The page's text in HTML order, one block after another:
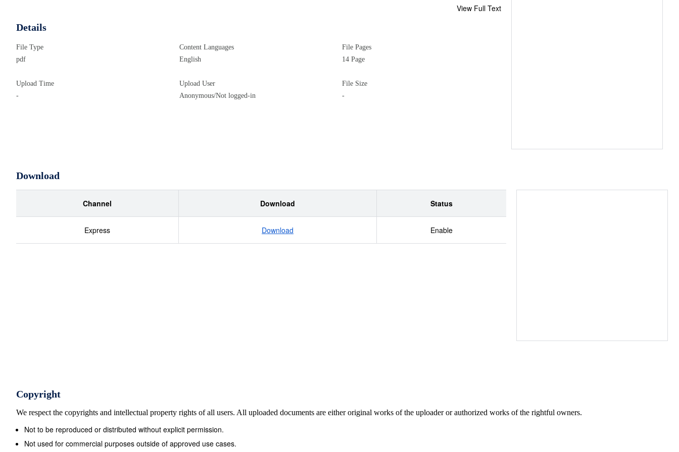
View Full Text
Details
File Type
pdf
Upload Time
-
Content Languages
English
Upload User
Anonymous/Not logged-in
File Pages
14 Page
File Size
-
Download
Channel Download Status
Express Download Enable
Copyright
We respect the copyrights and intellectual property rights of all users. All uploaded documents are either original works of the uploader or authorized works of the rightful owners.
Not to be reproduced or distributed without explicit permission.
Not used for commercial purposes outside of approved use cases.